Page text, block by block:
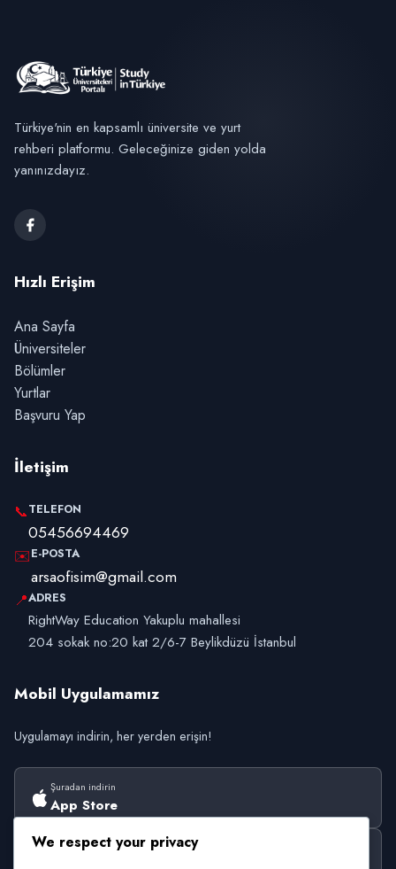
Türkiye'nin en kapsamlı üniversite ve yurt
rehberi platformu. Geleceğinize giden yolda
yanınızdayız.
Hızlı Erişim
Ana Sayfa
Üniversiteler
Bölümler
Yurtlar
Başvuru Yap
İletişim
📞TELEFON
05456694469
✉️E-POSTA
arsaofisim@gmail.com
📍ADRES
RightWay Education Yakuplu mahallesi
204 sokak no:20 kat 2/6-7 Beylikdüzü İstanbul
Mobil Uygulamamız
Uygulamayı indirin, her yerden erişin!
Şuradan indirin
App Store
Şuradan alın
We respect your privacy